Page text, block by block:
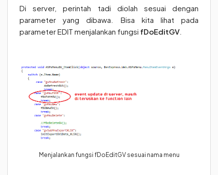
Di server, perintah tadi diolah sesuai dengan
parameter yang dibawa. Bisa kita lihat pada
parameter EDIT menjalankan fungsi fDoEditGV
Menjalankan fungsi fDoEditGV sesuai nama menu